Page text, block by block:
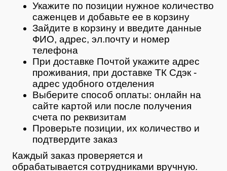
Укажите по позиции нужное количество
саженцев и добавьте ее в корзину
Зайдите в корзину и введите данные
ФИО, адрес, эл.почту и номер
телефона
При доставке Почтой укажите адрес
проживания, при доставке ТК Сдэк -
адрес удобного отделения
Выберите способ оплаты: онлайн на
сайте картой или после получения
счета по реквизитам
Проверьте позиции, их количество и
подтвердите заказ
Каждый заказ проверяется и
обрабатывается сотрудниками вручную.